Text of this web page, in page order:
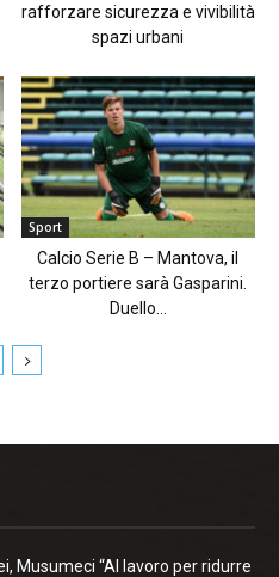
rafforzare sicurezza e vivibilità
spazi urbani
Sport
Calcio Serie B – Mantova, il
terzo portiere sarà Gasparini.
Duello...
Musumeci “Al lavoro per ridurre